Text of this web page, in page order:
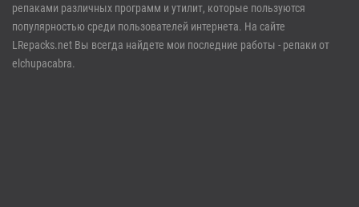
Регистрация
Забыли пароль?
репаками различных программ и утилит, которые пользуются
популярностью среди пользователей интернета. На сайте
LRepacks.net Вы всегда найдете мои последние работы - репаки от
elchupacabra.